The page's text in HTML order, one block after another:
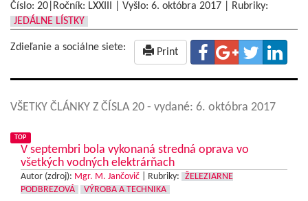
Číslo: 20|Ročník: LXXIII | Vyšlo: 6. októbra 2017
Rubriky:
JEDÁLNE LÍSTKY
Zdieľanie a sociálne siete: Print
VŠETKY ČLÁNKY Z ČÍSLA 20 - vydané: 6. októbra 2017
TOP
V septembri bola vykonaná stredná oprava vo
všetkých vodných elektrárňach
Autor (zdroj): Mgr. M. Jančovič Rubriky:
ŽELEZIARNE
PODBREZOVÁ
VÝROBA A TECHNIKA